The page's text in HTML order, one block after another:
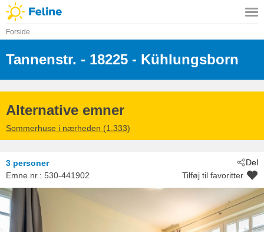
Forside
Tannenstr. - 18225 - Kühlungsborn
Alternative emner
Sommerhuse i nærheden (1.333)
Del
3 personer
Emne nr.: 530-441902 Tilføj til favoritter